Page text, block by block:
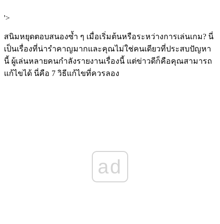
'>
สนิมหยุดตอบสนองซ้ำ ๆ เมื่อเริ่มต้นหรือระหว่างการเล่นเกม? นี่
เป็นเรื่องที่น่ารำคาญมากและคุณไม่ใช่คนเดียวที่ประสบปัญหา
นี้ ผู้เล่นหลายคนกำลังรายงานเรื่องนี้ แต่ข่าวดีก็คือคุณสามารถ
แก้ไขได้ นี่คือ 7 วิธีแก้ไขที่ควรลอง
ad